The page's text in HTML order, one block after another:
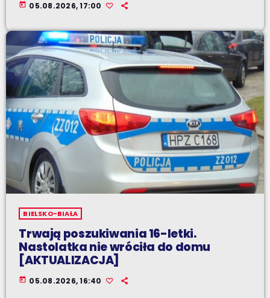
today 05.08.2026, 17:00
BIELSKO-BIAŁA
Trwają poszukiwania 16-letki.
Nastolatka nie wróciła do domu
[AKTUALIZACJA]
today 05.08.2026, 16:40